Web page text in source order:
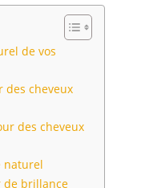
de vos
des cheveux
des cheveux
naturel
de brillance